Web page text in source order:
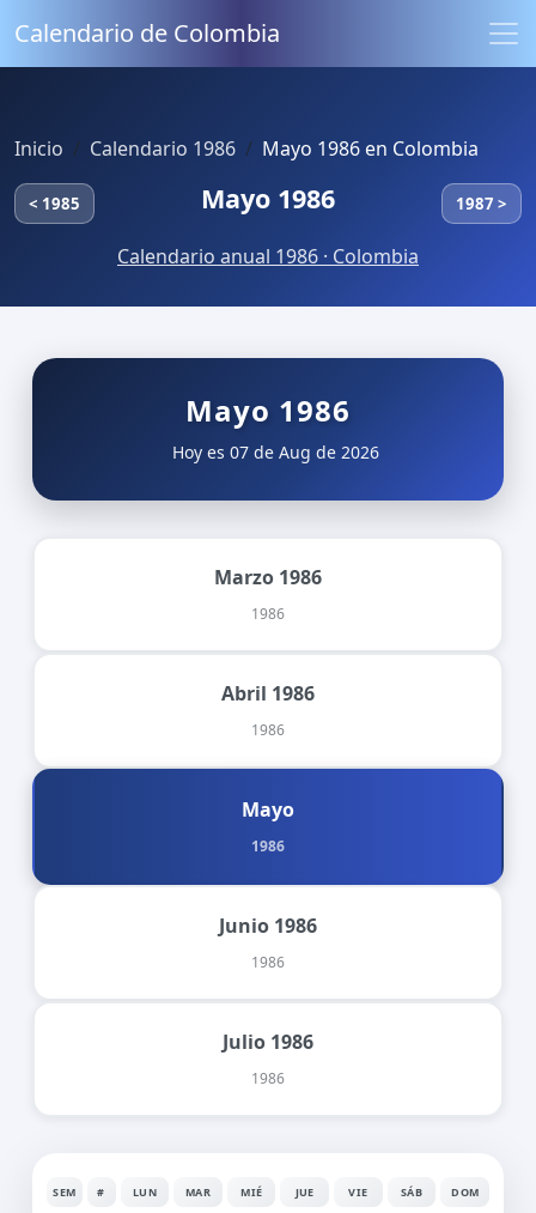
Calendario de Colombia
Inicio Calendario 1986 Mayo 1986 en Colombia
< 1985 Mayo 1986 1987 >
Calendario anual 1986 · Colombia
Mayo 1986
Hoy es 07 de Aug de 2026
Marzo 1986
1986
Abril 1986
1986
Mayo
1986
Junio 1986
1986
Julio 1986
1986
SEM # LUN MAR MIÉ JUE VIE SÁB DOM